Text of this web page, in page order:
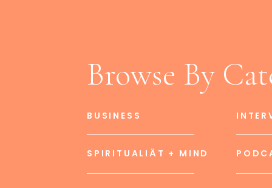
Browse By
SPIRITUALIÄT + MIND
BUSINESS